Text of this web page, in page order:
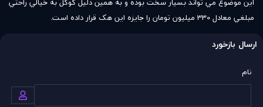
مبلغي معادل 330 ميليون تومان را جايزه اين هک قرار داده است.
ارسال بازخورد
نام